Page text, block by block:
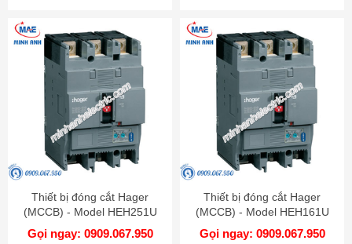
Thiết bị đóng cắt Hager
(MCCB) - Model HEH251U
Gọi ngay: 0909.067.950
Thiết bị đóng cắt Hager
(MCCB) - Model HEH161U
Gọi ngay: 0909.067.950